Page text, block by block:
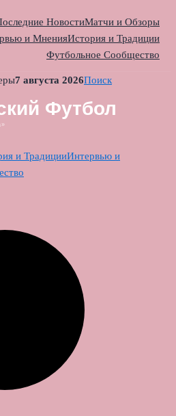
НовостиМатчи и Обзоры
и МненияИстория и Традиции
Футбольное Сообщество
7 августа 2026Поиск
и ТрадицииИнтервью и